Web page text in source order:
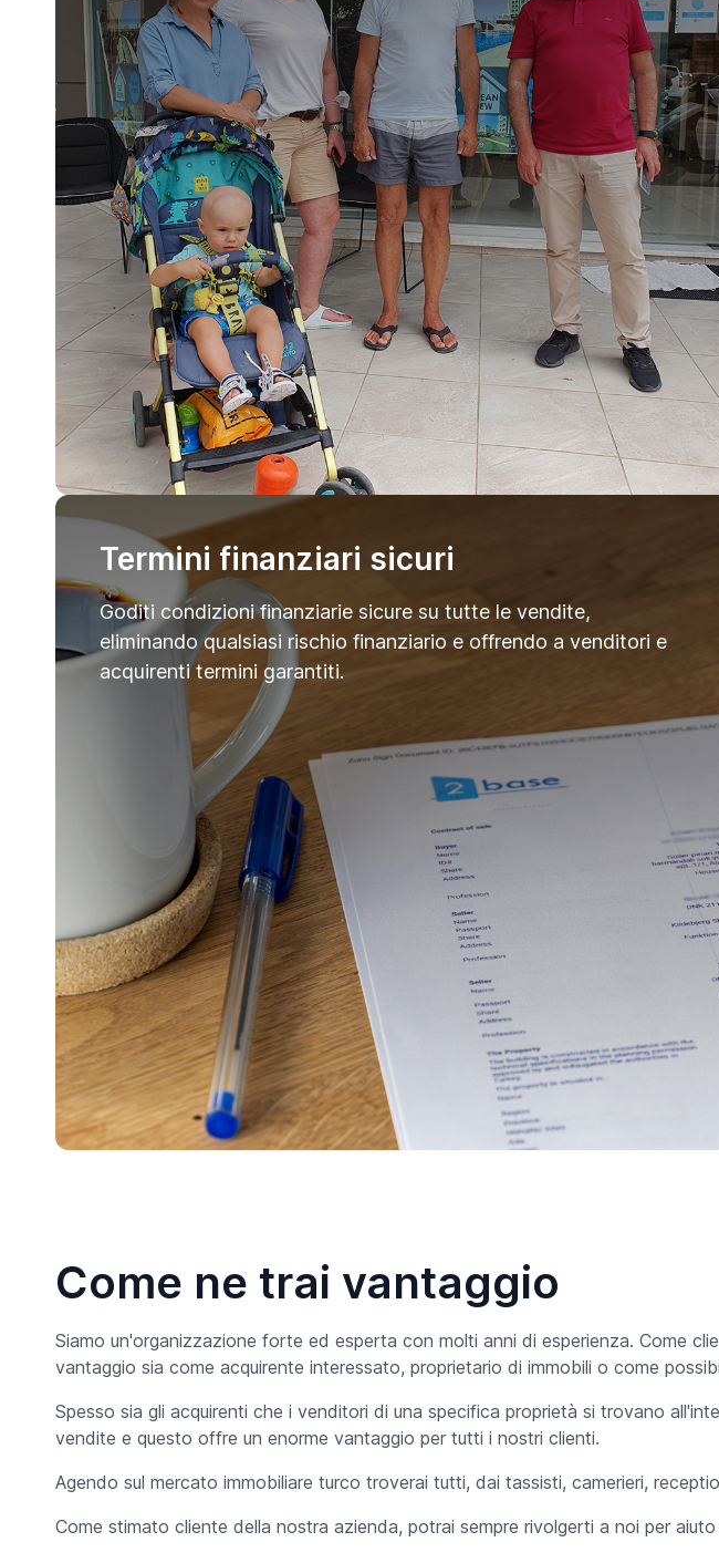
Termini finanziari sicuri
Goditi condizioni finanziarie sicure su tutte le vendite,
eliminando qualsiasi rischio finanziario e offrendo a venditori e
acquirenti termini garantiti.
Come ne trai vantaggio
Siamo un'organizzazione forte ed esperta con molti anni di esperienza. Come
vantaggio sia come acquirente interessato, proprietario di immobili o come
Spesso sia gli acquirenti che i venditori di una specifica proprietà si trovano
vendite e questo offre un enorme vantaggio per tutti i nostri clienti.
Agendo sul mercato immobiliare turco troverai tutti, dai tassisti, camerieri,
Come stimato cliente della nostra azienda, potrai sempre rivolgerti a noi per